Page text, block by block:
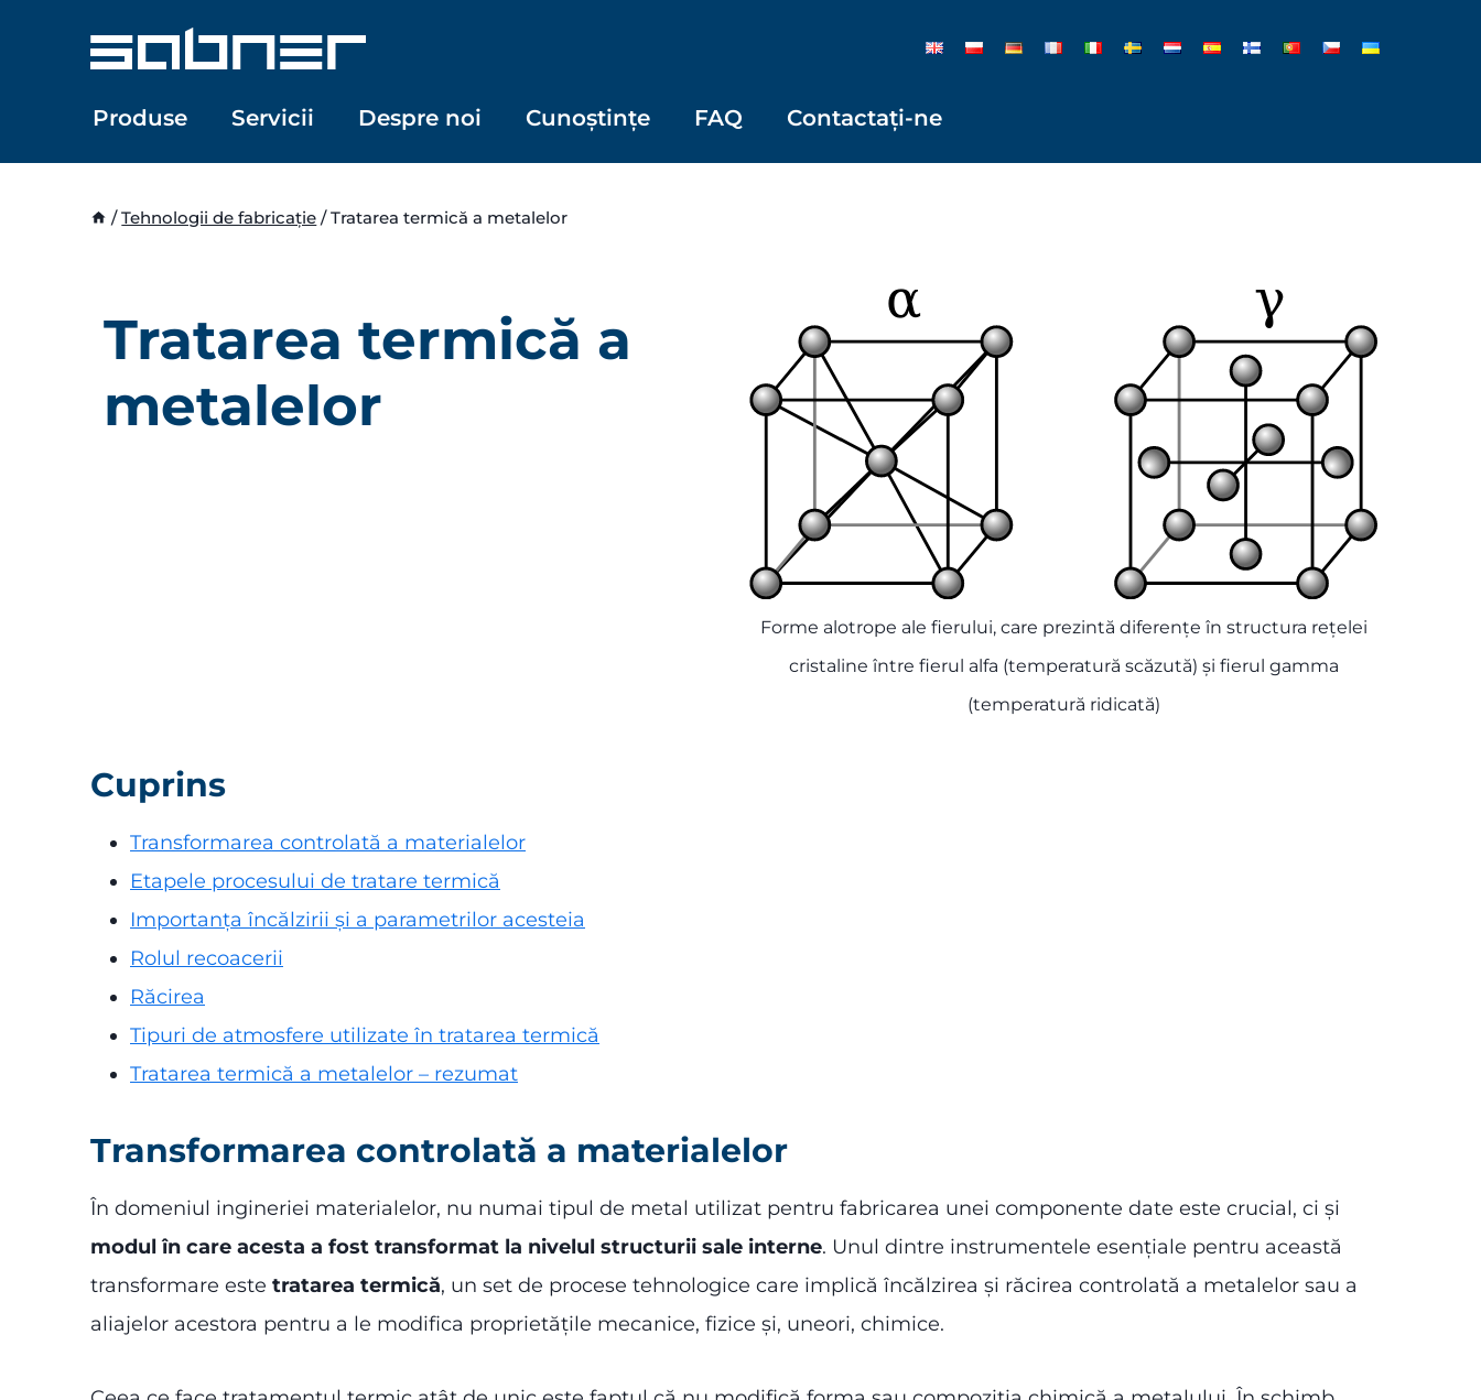
Produse Servicii Despre noi Cunoștințe FAQ Contactați-ne
/ Tehnologii de fabricație / Tratarea termică a metalelor
Tratarea termică a
metalelor
Forme alotrope ale fierului, care prezintă diferențe în structura rețelei
cristaline între fierul alfa (temperatură scăzută) și fierul gamma
(temperatură ridicată)
Cuprins
Transformarea controlată a materialelor
Etapele procesului de tratare termică
Importanța încălzirii și a parametrilor acesteia
Rolul recoacerii
Răcirea
Tipuri de atmosfere utilizate în tratarea termică
Tratarea termică a metalelor – rezumat
Transformarea controlată a materialelor
În domeniul ingineriei materialelor, nu numai tipul de metal utilizat pentru fabricarea unei componente date este crucial, ci și
modul în care acesta a fost transformat la nivelul structurii sale interne. Unul dintre instrumentele esențiale pentru această
transformare este tratarea termică, un set de procese tehnologice care implică încălzirea și răcirea controlată a metalelor sau a
aliajelor acestora pentru a le modifica proprietățile mecanice, fizice și, uneori, chimice.